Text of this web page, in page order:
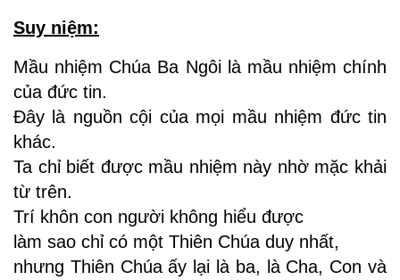
Suy niệm:
Mầu nhiệm Chúa Ba Ngôi là mầu nhiệm chính
của đức tin.
Đây là nguồn cội của mọi mầu nhiệm đức tin
khác.
Ta chỉ biết được mầu nhiệm này nhờ mặc khải
từ trên.
Trí khôn con người không hiểu được
làm sao chỉ có một Thiên Chúa duy nhất,
nhưng Thiên Chúa ấy lại là ba, là Cha, Con và